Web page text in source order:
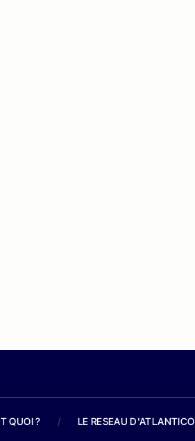
QUOI ? / LE RESEAU D'ATLANTICO